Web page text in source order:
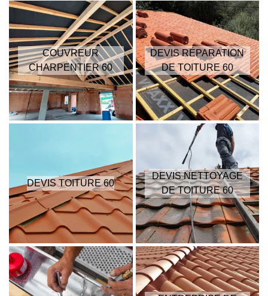
COUVREUR
CHARPENTIER 60
DEVIS RÉPARATION
DE TOITURE 60
DEVIS TOITURE 60
DEVIS NETTOYAGE
DE TOITURE 60